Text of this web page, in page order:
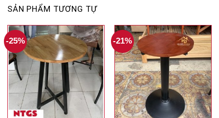
SẢN PHẨM TƯƠNG TỰ
-25% -21%